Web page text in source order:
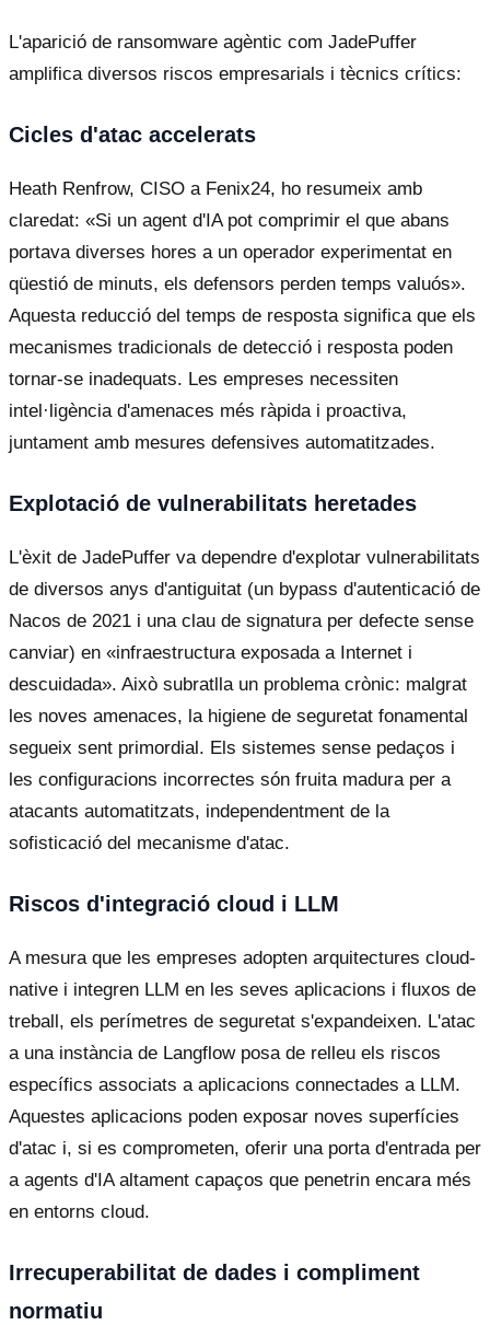
L'aparició de ransomware agèntic com JadePuffer
amplifica diversos riscos empresarials i tècnics crítics:
Cicles d'atac accelerats
Heath Renfrow, CISO a Fenix24, ho resumeix amb
claredat: «Si un agent d'IA pot comprimir el que abans
portava diverses hores a un operador experimentat en
qüestió de minuts, els defensors perden temps valuós».
Aquesta reducció del temps de resposta significa que els
mecanismes tradicionals de detecció i resposta poden
tornar-se inadequats. Les empreses necessiten
intel·ligència d'amenaces més ràpida i proactiva,
juntament amb mesures defensives automatitzades.
Explotació de vulnerabilitats heretades
L'èxit de JadePuffer va dependre d'explotar vulnerabilitats
de diversos anys d'antiguitat (un bypass d'autenticació de
Nacos de 2021 i una clau de signatura per defecte sense
canviar) en «infraestructura exposada a Internet i
descuidada». Això subratlla un problema crònic: malgrat
les noves amenaces, la higiene de seguretat fonamental
segueix sent primordial. Els sistemes sense pedaços i
les configuracions incorrectes són fruita madura per a
atacants automatitzats, independentment de la
sofisticació del mecanisme d'atac.
Riscos d'integració cloud i LLM
A mesura que les empreses adopten arquitectures cloud-
native i integren LLM en les seves aplicacions i fluxos de
treball, els perímetres de seguretat s'expandeixen. L'atac
a una instància de Langflow posa de relleu els riscos
específics associats a aplicacions connectades a LLM.
Aquestes aplicacions poden exposar noves superfícies
d'atac i, si es comprometen, oferir una porta d'entrada per
a agents d'IA altament capaços que penetrin encara més
en entorns cloud.
Irrecuperabilitat de dades i compliment
normatiu